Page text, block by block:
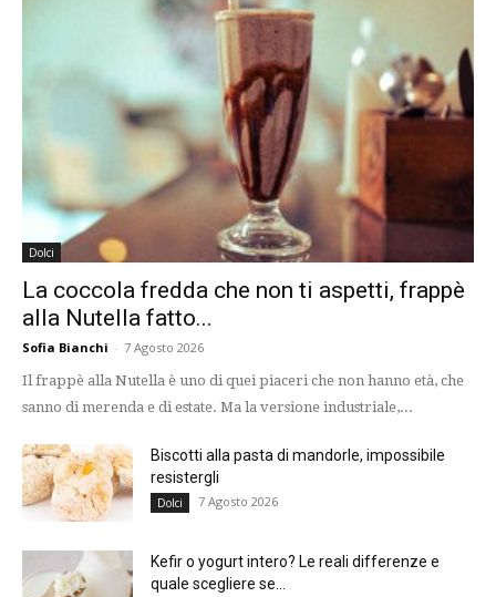
Dolci
La coccola fredda che non ti aspetti, frappè
alla Nutella fatto...
Sofia Bianchi - 7 Agosto 2026
Il frappè alla Nutella è uno di quei piaceri che non hanno età, che
sanno di merenda e di estate. Ma la versione industriale,...
Biscotti alla pasta di mandorle, impossibile
resistergli
Dolci 7 Agosto 2026
Kefir o yogurt intero? Le reali differenze e
quale scegliere se...